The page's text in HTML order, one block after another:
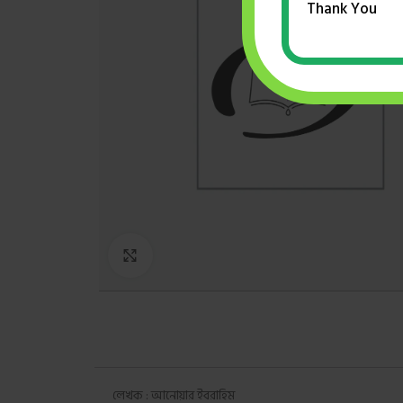
লেখক : আনোয়ার ইবরাহিম
Thank You